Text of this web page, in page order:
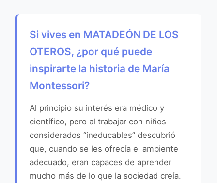
Si vives en MATADEÓN DE LOS
OTEROS, ¿por qué puede
inspirarte la historia de María
Montessori?
Al principio su interés era médico y
científico, pero al trabajar con niños
considerados “ineducables” descubrió
que, cuando se les ofrecía el ambiente
adecuado, eran capaces de aprender
mucho más de lo que la sociedad creía.